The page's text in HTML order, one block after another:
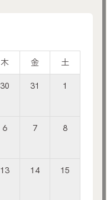
木 金 土
30 31 1
6 7 8
13 14 15